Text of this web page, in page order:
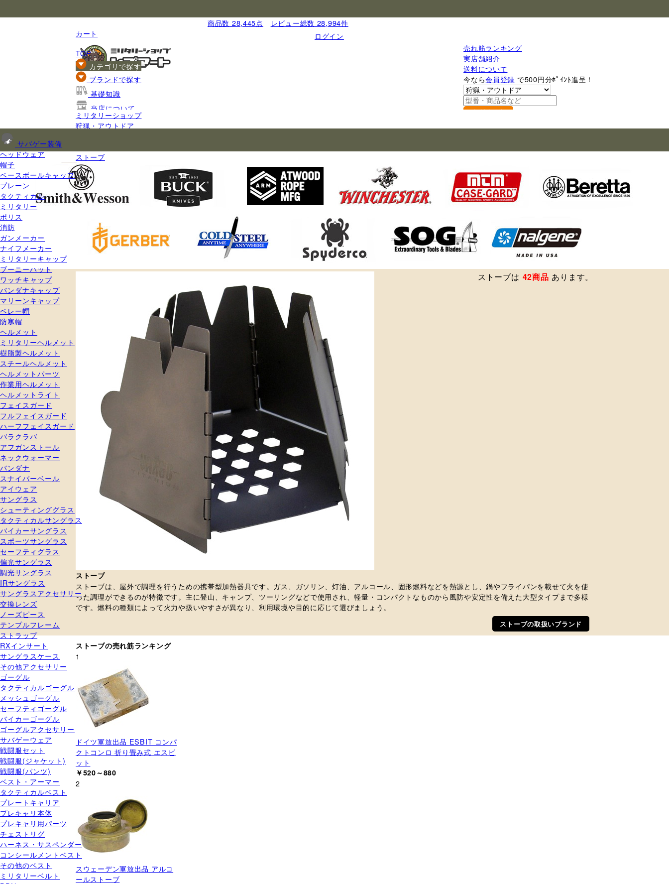
商品数 28,445点
レビュー総数 28,994件
ログイン
カート
売れ筋ランキング
実店舗紹介
送料について
今なら会員登録 で500円分ﾎﾟｲﾝﾄ進呈！
TOP
カテゴリで探す
サバゲー装備
ヘッドウェア
帽子
ベースボールキャップ
プレーン
タクティカル
ミリタリー
ポリス
消防
ガンメーカー
ナイフメーカー
ミリタリーキャップ
ブーニーハット
ワッチキャップ
バンダナキャップ
マリーンキャップ
ベレー帽
防寒帽
ヘルメット
ミリタリーヘルメット
樹脂製ヘルメット
スチールヘルメット
ヘルメットパーツ
作業用ヘルメット
ヘルメットライト
フェイスガード
フルフェイスガード
ハーフフェイスガード
バラクラバ
アフガンストール
ネックウォーマー
バンダナ
スナイパーベール
アイウェア
サングラス
シューティンググラス
タクティカルサングラス
バイカーサングラス
スポーツサングラス
セーフティグラス
偏光サングラス
調光サングラス
IRサングラス
サングラスアクセサリー
交換レンズ
ノーズピース
テンプルフレーム
ストラップ
RXインサート
サングラスケース
その他アクセサリー
ゴーグル
タクティカルゴーグル
メッシュゴーグル
セーフティゴーグル
バイカーゴーグル
ゴーグルアクセサリー
サバゲーウェア
戦闘服セット
戦闘服(ジャケット)
戦闘服(パンツ)
ベスト・アーマー
タクティカルベスト
プレートキャリア
プレキャリ本体
プレキャリ用パーツ
チェストリグ
ハーネス・サスペンダー
コンシールメントベスト
その他のベスト
ミリタリーベルト
ブランドで探す
基礎知識
当店について
ご利用ガイド
ミリタリーショップ
狩猟・アウトドア
ストーブ
ストーブ
ストーブは、屋外で調理を行うための携帯型加熱器具です。ガス、ガソリン、灯油、アルコール、固形燃料などを熱源とし、鍋やフライパンを載せて火を使
った調理ができるのが特徴です。主に登山、キャンプ、ツーリングなどで使用され、軽量・コンパクトなものから風防や安定性を備えた大型タイプまで多様
です。燃料の種類によって火力や扱いやすさが異なり、利用環境や目的に応じて選びましょう。
ストーブは 42商品 あります。
ストーブの取扱いブランド
ストーブの売れ筋ランキング
1
ドイツ軍放出品 ESBIT コンパ
クトコンロ 折り畳み式 エスビ
ット
￥520～880
2
スウェーデン軍放出品 アルコ
ールストーブ